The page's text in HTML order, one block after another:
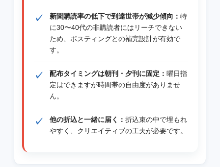
新聞購読率の低下で到達世帯が減少傾向： 特
に30〜40代の非購読者にはリーチできない
ため、ポスティングとの補完設計が有効で
す。
配布タイミングは朝刊・夕刊に固定： 曜日指
定はできますが時間帯の自由度がありませ
ん。
他の折込と一緒に届く： 折込束の中で埋もれ
やすく、クリエイティブの工夫が必要です。